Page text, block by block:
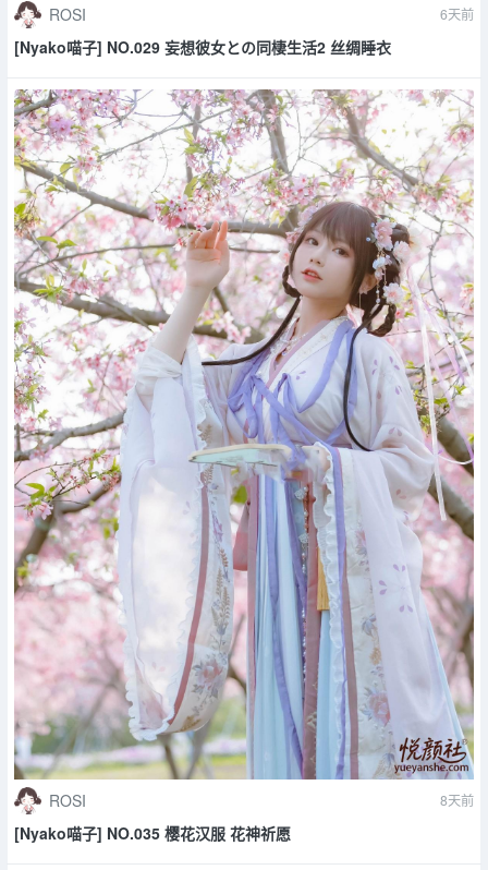
ROSI 6天前
[Nyako喵子] NO.029 妄想彼女との同棲生活2 丝绸睡衣
ROSI 8天前
[Nyako喵子] NO.035 樱花汉服 花神祈愿